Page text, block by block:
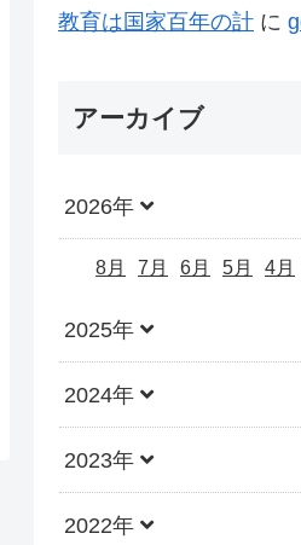
教育は国家百年の計 に
アーカイブ
2026年
8月 7月 6月 5月 4月
2025年
2024年
2023年
2022年